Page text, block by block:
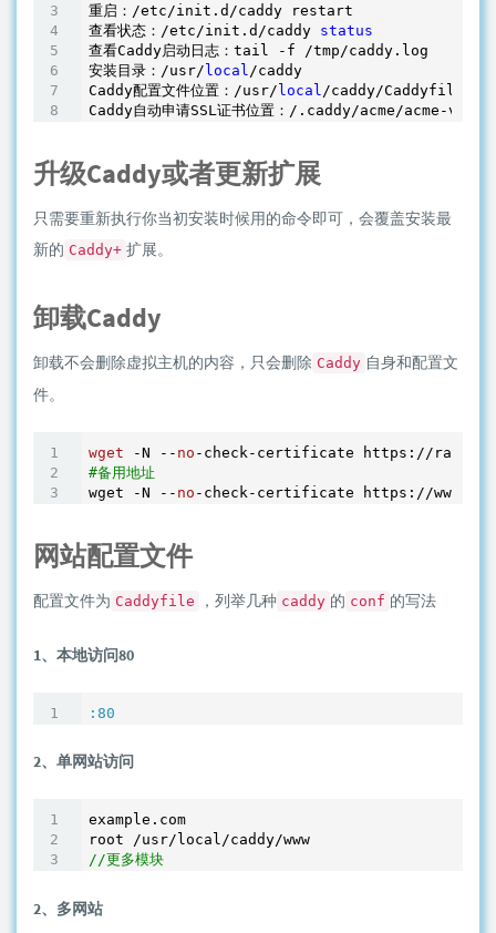
重启：/etc/init.d/caddy restart
查看状态：/etc/init.d/caddy status
查看Caddy启动日志：tail -f /tmp/caddy.log
安装目录：/usr/local /caddy
Caddy配置文件位置：/usr/local /caddy/Caddyfile
升级Caddy或者更新扩展
只需要重新执行你当初安装时候用的命令即可，会覆盖安装最
新的 Caddy+ 扩展。
卸载Caddy
卸载不会删除虚拟主机的内容，只会删除 Caddy 自身和配置文
件。
wget -N -- no
#备用地址
wget -N -- no
网站配置文件
配置文件为 Caddyfile ，列举几种 caddy 的 conf 的写法
1、本地访问80
:80
2、单网站访问
example.com
//更多模块
2、多网站